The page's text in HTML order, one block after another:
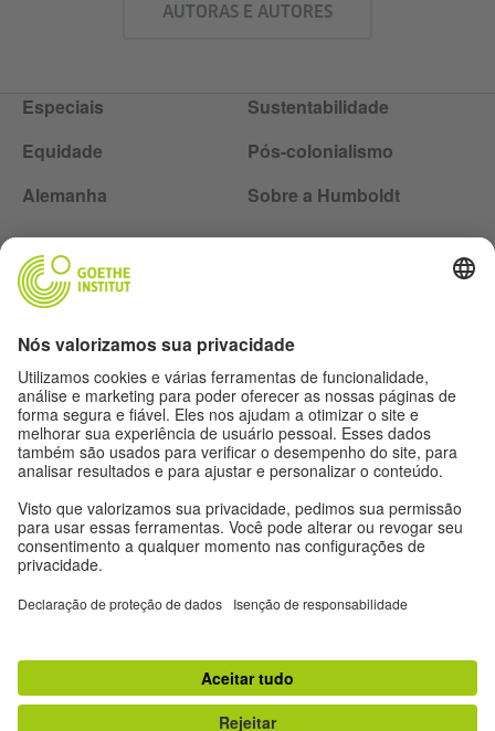
AUTORAS E AUTORES
Especiais
Sustentabilidade
Equidade
Pós-colonialismo
Alemanha
Sobre a Humboldt
Expediente
Proteção de dados
Termos de uso
Proteção de dados
Siga a revista Humboldt nas redes sociais
Outras publicações do Goethe-Institut
Gegenüber
Ruya